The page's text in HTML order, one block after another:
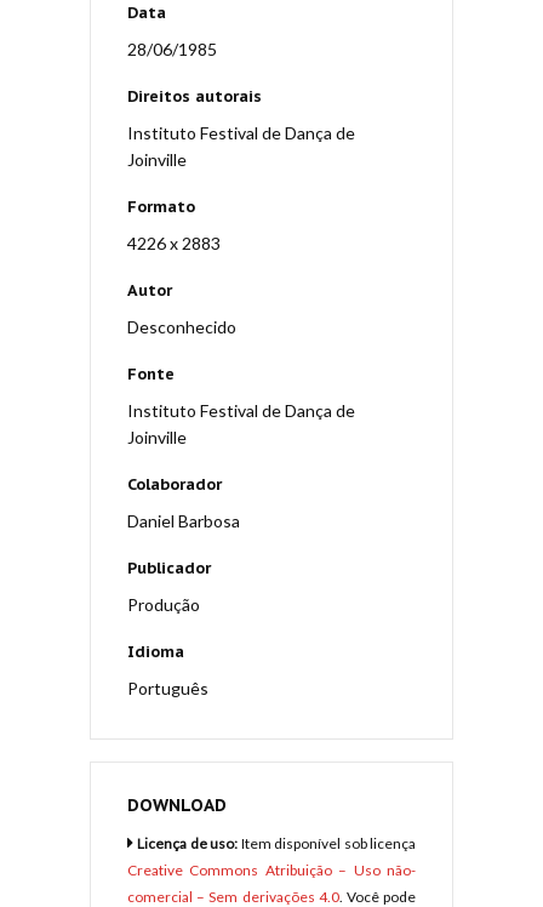
Data
28/06/1985
Direitos autorais
Instituto Festival de Dança de
Joinville
Formato
4226 x 2883
Autor
Desconhecido
Fonte
Instituto Festival de Dança de
Joinville
Colaborador
Daniel Barbosa
Publicador
Produção
Idioma
Português
DOWNLOAD
Licença de uso: Item disponível sob licença
Creative Commons Atribuição – Uso não-
comercial – Sem derivações 4.0. Você pode